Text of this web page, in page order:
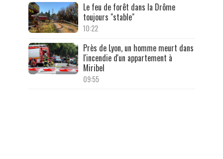
Le feu de forêt dans la Drôme
toujours "stable"
10:22
Près de Lyon, un homme meurt dans
l'incendie d'un appartement à
Miribel
09:55